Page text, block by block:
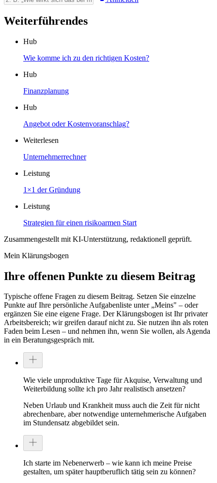
Weiterführendes
Hub
Wie komme ich zu den richtigen Kosten?
Hub
Finanzplanung
Hub
Angebot oder Kostenvoranschlag?
Weiterlesen
Unternehmerrechner
Leistung
1×1 der Gründung
Leistung
Strategien für einen risikoarmen Start
Zusammengestellt mit KI-Unterstützung, redaktionell geprüft.
Mein Klärungsbogen
Ihre offenen Punkte zu diesem Beitrag
Typische offene Fragen zu diesem Beitrag. Setzen Sie einzelne
Punkte auf Ihre persönliche Aufgabenliste unter „Meins" – oder
ergänzen Sie eine eigene Frage. Der Klärungsbogen ist Ihr privater
Arbeitsbereich; wir greifen darauf nicht zu. Sie nutzen ihn als roten
Faden beim Lesen – und nehmen ihn, wenn Sie wollen, als Agenda
in ein Beratungsgespräch mit.
Wie viele unproduktive Tage für Akquise, Verwaltung und
Weiterbildung sollte ich pro Jahr realistisch ansetzen?
Neben Urlaub und Krankheit muss auch die Zeit für nicht
abrechenbare, aber notwendige unternehmerische Aufgaben
im Stundensatz abgebildet sein.
Ich starte im Nebenerwerb – wie kann ich meine Preise
gestalten, um später hauptberuflich tätig sein zu können?